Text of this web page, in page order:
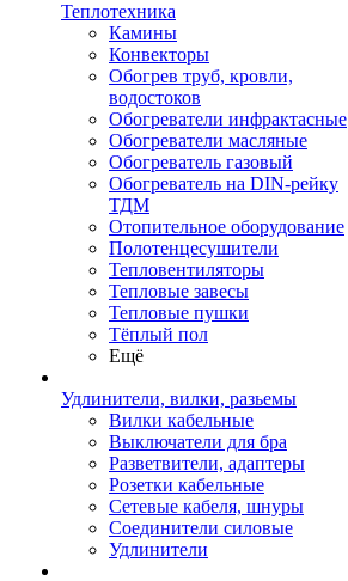
Теплотехника
Камины
Конвекторы
Обогрев труб, кровли,
водостоков
Обогреватели инфрактасные
Обогреватели масляные
Обогреватель газовый
Обогреватель на DIN-рейку
ТДМ
Отопительное оборудование
Полотенцесушители
Тепловентиляторы
Тепловые завесы
Тепловые пушки
Тёплый пол
Ещё
Удлинители, вилки, разьемы
Вилки кабельные
Выключатели для бра
Разветвители, адаптеры
Розетки кабельные
Сетевые кабеля, шнуры
Соединители силовые
Удлинители